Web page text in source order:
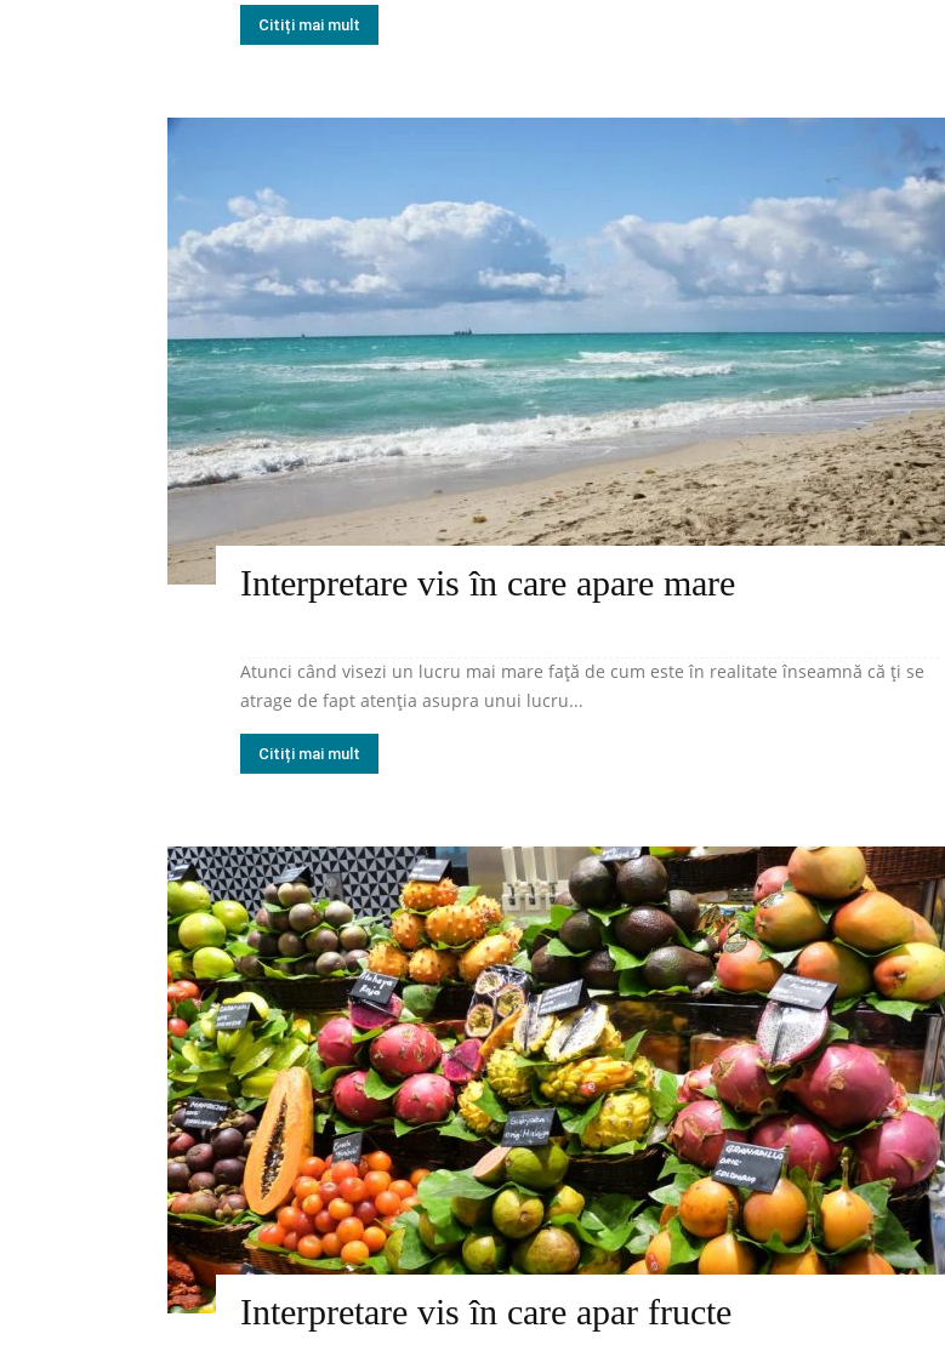
Citiți mai mult
Interpretare vis în care apare mare
Atunci când visezi un lucru mai mare față de cum este în realitate înseamnă că ți se
atrage de fapt atenția asupra unui lucru...
Citiți mai mult
Interpretare vis în care apar fructe